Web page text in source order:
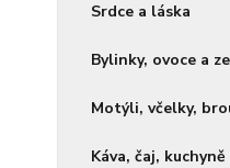
Srdce a láska
Bylinky, ovoce a
Motýli, včelky,
Káva, čaj, kuchyně